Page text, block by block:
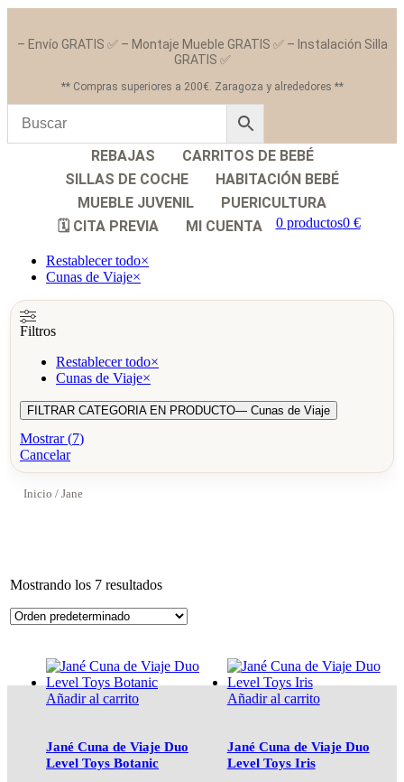
– Envío GRATIS ✅ – Montaje Mueble GRATIS ✅ – Instalación Silla
GRATIS ✅
** Compras superiores a 200€. Zaragoza y alrededores **
REBAJAS
CARRITOS DE BEBÉ
SILLAS DE COCHE
HABITACIÓN BEBÉ
MUEBLE JUVENIL
PUERICULTURA
🗓️ CITA PREVIA
MI CUENTA 0 productos0 €
Restablecer todo×
Cunas de Viaje×
Filtros
Restablecer todo×
Cunas de Viaje×
FILTRAR CATEGORIA EN PRODUCTO— Cunas de Viaje
Mostrar(7)
Cancelar
Inicio / Jane
Mostrando los 7 resultados
Añadir al carrito
Jané Cuna de Viaje Duo
Level Toys Botanic
Añadir al carrito
Jané Cuna de Viaje Duo
Level Toys Iris